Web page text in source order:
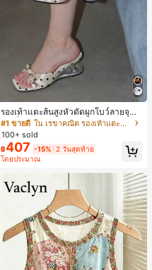
รองเท้าแตะส้นสูงหัวตัดผูกโบว์ลายจุดส
ายเดี่ยวส้นไม่สมมาตรสำหรับผู้หญิง, รอ
งเท้าแตะส้นสูงหนังเทียมสีขาวหรูหรา
สำหรับฤดูร้อน
#1 ขายดี
ใน เรขาคณิต รองเท้าแตะส้นสูงผู้หญิง
100+ sold
฿407 -15% 2 วันสุดท้าย
โดยประมาณ